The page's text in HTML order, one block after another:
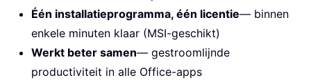
Één installatieprogramma, één licentie— binnen
enkele minuten klaar (MSI-geschikt)
Werkt beter samen— gestroomlijnde
productiviteit in alle Office-apps